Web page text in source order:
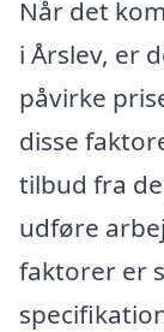
Når det
i Årslev, er
påvirke
disse
tilbud fra
udføre
faktorer er